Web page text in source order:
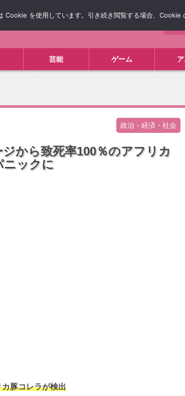
芸能 ゲーム
政治・経済・社会
から致死率100％のアフリカ
ニックに
豚コレラが検出
を使用しています。引き続き閲覧する場合、Cookie